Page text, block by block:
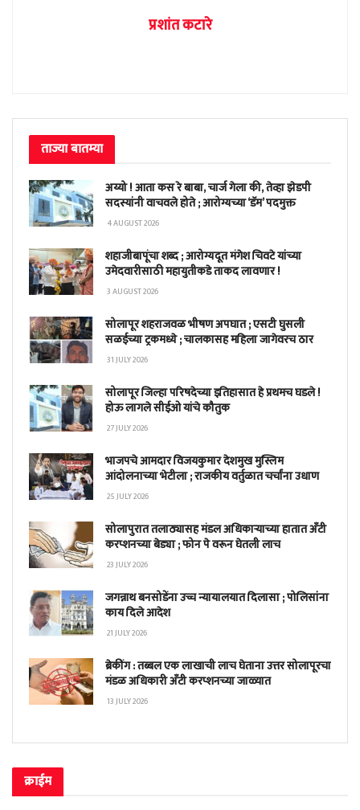
प्रशांत कटारे
ताज्या बातम्या
अय्यो ! आता कस रे बाबा, चार्ज गेला की, तेव्हा झेडपी
सदस्यांनी वाचवले होते ; आरोग्यच्या ‘डॅम’ पदमुक्त
4 AUGUST 2026
शहाजीबापूंचा शब्द ; आरोग्यदूत मंगेश चिवटे यांच्या
उमेदवारीसाठी महायुतीकडे ताकद लावणार !
3 AUGUST 2026
सोलापूर शहराजवळ भीषण अपघात ; एसटी घुसली
सळईच्या ट्रकमध्ये ; चालकासह महिला जागेवरच ठार
31 JULY 2026
सोलापूर जिल्हा परिषदेच्या इतिहासात हे प्रथमच घडले !
होऊ लागले सीईओ यांचे कौतुक
27 JULY 2026
भाजपचे आमदार विजयकुमार देशमुख मुस्लिम
आंदोलनाच्या भेटीला ; राजकीय वर्तुळात चर्चांना उधाण
25 JULY 2026
सोलापुरात तलाठ्यासह मंडल अधिकाऱ्याच्या हातात अँटी
करप्शनच्या बेड्या ; फोन पे वरून घेतली लाच
23 JULY 2026
जगन्नाथ बनसोडेंना उच्च न्यायालयात दिलासा ; पोलिसांना
काय दिले आदेश
21 JULY 2026
ब्रेकींग : तब्बल एक लाखाची लाच घेताना उत्तर सोलापूरचा
मंडळ अधिकारी अँटी करप्शनच्या जाळ्यात
13 JULY 2026
क्राईम